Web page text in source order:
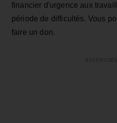
financier d'urgence aux
période de difficultés. Vous
faire un don.